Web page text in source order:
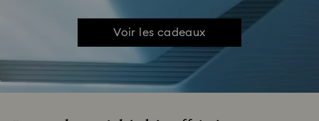
Voir les cadeaux